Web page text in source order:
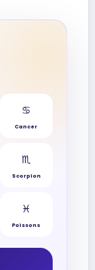
♋︎
Cancer
♏︎
Scorpion
♓︎
Poissons